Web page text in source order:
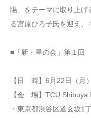
陽」をテーマに取り上
る宮原ひろ子氏を迎え、
■「新・星の会」第１回
【日 時】6月22日（月
【会 場】TCU Shibuya
・東京都渋谷区道玄坂1